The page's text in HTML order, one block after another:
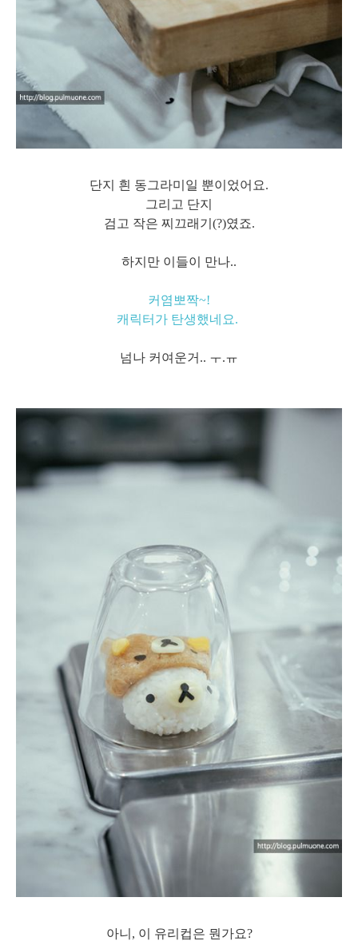
단지 흰 동그라미일 뿐이었어요.
그리고 단지
검고 작은 찌끄래기(?)였죠.
하지만 이들이 만나..
커염뽀짝~!
캐릭터가 탄생했네요.
넘나 커여운거.. ㅜ.ㅠ
아니, 이 유리컵은 뭔가요?